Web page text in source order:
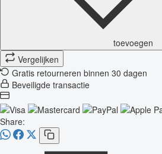
toevoegen
Vergelijken
Gratis retourneren binnen 30 dagen
Beveiligde transactie
Share: